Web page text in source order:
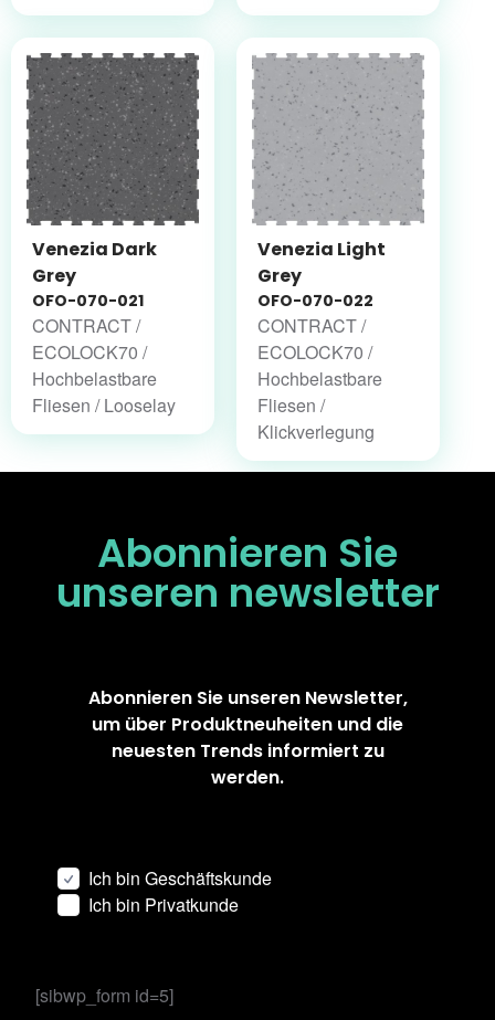
Venezia Dark
Grey
OFO-070-021
CONTRACT /
ECOLOCK70 /
Hochbelastbare
Fliesen / Looselay
Venezia Light
Grey
OFO-070-022
CONTRACT /
ECOLOCK70 /
Hochbelastbare
Fliesen /
Klickverlegung
Abonnieren Sie
unseren newsletter
Abonnieren Sie unseren Newsletter,
um über Produktneuheiten und die
neuesten Trends informiert zu
werden.
Ich bin Geschäftskunde
Ich bin Privatkunde
[sibwp_form id=5]